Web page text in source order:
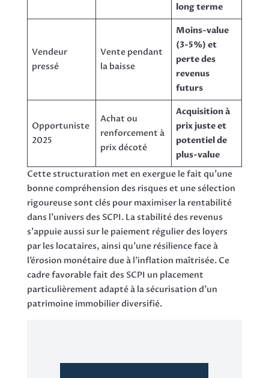
long terme
Vendeur
pressé
Vente pendant
la baisse
Moins-value
(3-5%) et
perte des
revenus
futurs
Opportuniste
2025
Achat ou
renforcement à
prix décoté
Acquisition à
prix juste et
potentiel de
plus-value
Cette structuration met en exergue le fait qu’une
bonne compréhension des risques et une sélection
rigoureuse sont clés pour maximiser la rentabilité
dans l’univers des SCPI. La stabilité des revenus
s’appuie aussi sur le paiement régulier des loyers
par les locataires, ainsi qu’une résilience face à
l’érosion monétaire due à l’inflation maîtrisée. Ce
cadre favorable fait des SCPI un placement
particulièrement adapté à la sécurisation d’un
patrimoine immobilier diversifié.